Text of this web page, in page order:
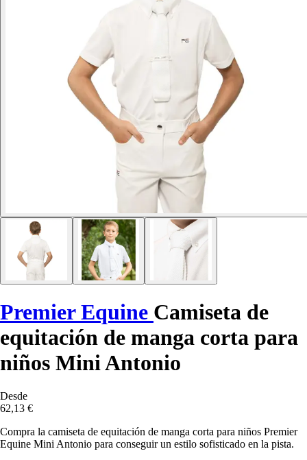
Premier Equine Camiseta de
equitación de manga corta para
niños Mini Antonio
Desde
62,13 €
Compra la camiseta de equitación de manga corta para niños Premier
Equine Mini Antonio para conseguir un estilo sofisticado en la pista.